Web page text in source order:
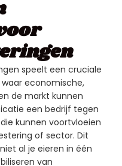
speelt een cruciale
economische,
de markt kunnen
een bedrijf tegen
kunnen voortvloeien
of sector. Dit
al je eieren in één
van